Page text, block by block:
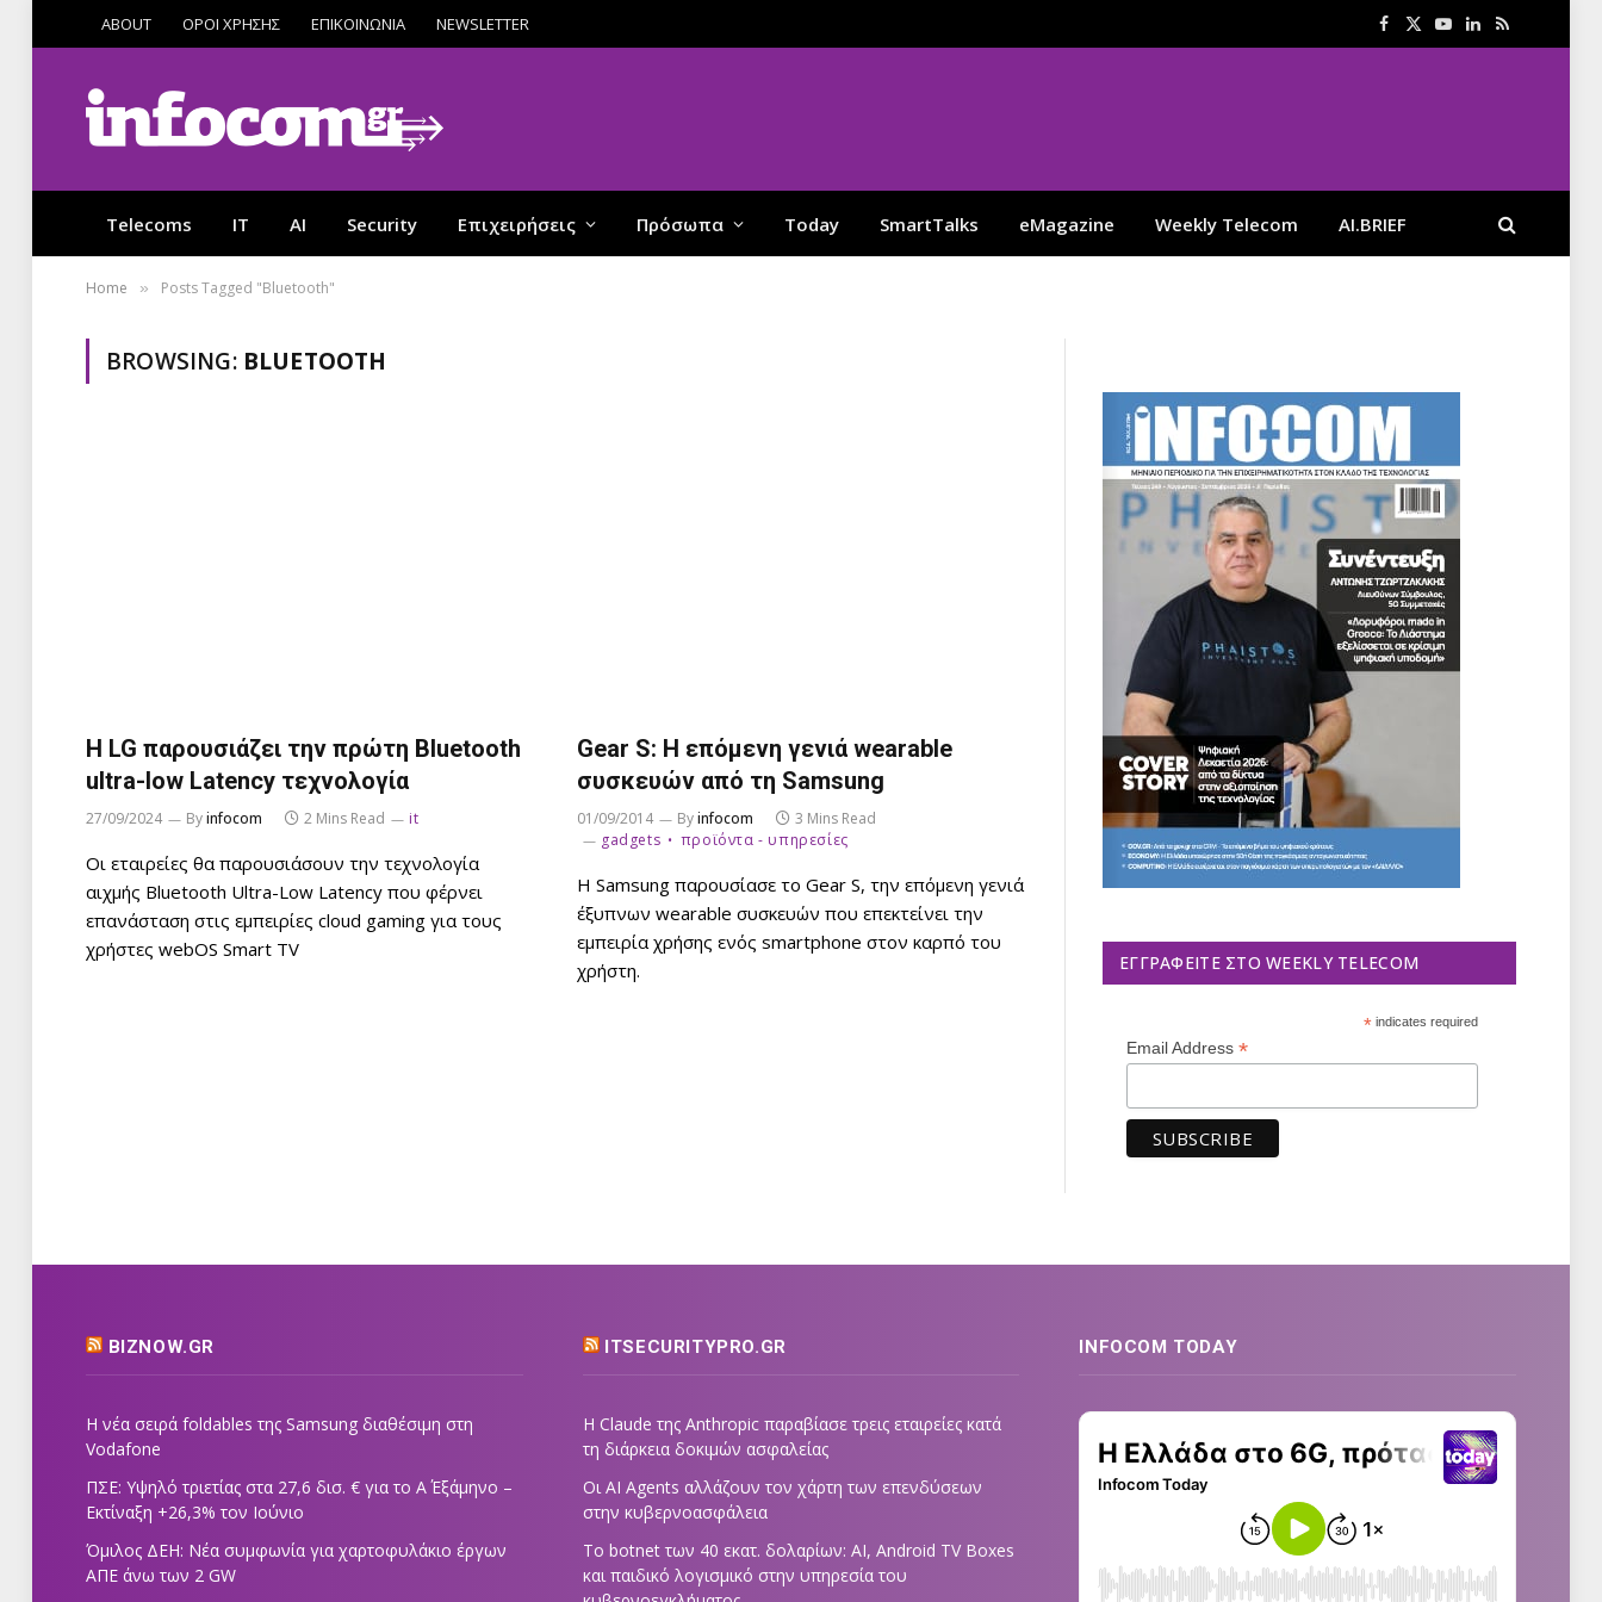
ABOUT ΟΡΟΙ ΧΡΗΣΗΣ ΕΠΙΚΟΙΝΩΝΙΑ NEWSLETTER Facebook
X
YouTube
LinkedIn
RSS
Telecoms IT AI Security Επιχειρήσεις Πρόσωπα Today SmartTalks eMagazine Weekly Telecom AI.BRIEF
Home » Posts Tagged "Bluetooth"
BROWSING: BLUETOOTH
Η LG παρουσιάζει την πρώτη Bluetooth
ultra-low Latency τεχνολογία
27/09/2024 Byinfocom 2 Mins Read it
Οι εταιρείες θα παρουσιάσουν την τεχνολογία
αιχμής Bluetooth Ultra-Low Latency που φέρνει
επανάσταση στις εμπειρίες cloud gaming για τους
χρήστες webOS Smart TV
Gear S: Η επόμενη γενιά wearable
συσκευών από τη Samsung
01/09/2014 Byinfocom
3 Mins Read
gadgets
προϊόντα - υπηρεσίες
Η Samsung παρουσίασε το Gear S, την επόμενη γενιά
έξυπνων wearable συσκευών που επεκτείνει την
εμπειρία χρήσης ενός smartphone στον καρπό του
χρήστη.
ΕΓΓΡΑΦΕΊΤΕ ΣΤΟ WEEKLY TELECOM
*indicates required
Email Address *
BIZNOW.GR
Η νέα σειρά foldables της Samsung διαθέσιμη στη
Vodafone
ΠΣΕ: Υψηλό τριετίας στα 27,6 δισ. € για το Α΄ Εξάμηνο –
Εκτίναξη +26,3% τον Ιούνιο
Όμιλος ΔΕΗ: Νέα συμφωνία για χαρτοφυλάκιο έργων
ΑΠΕ άνω των 2 GW
ITSECURITYPRO.GR
Η Claude της Anthropic παραβίασε τρεις εταιρείες κατά
τη διάρκεια δοκιμών ασφαλείας
Οι AI Agents αλλάζουν τον χάρτη των επενδύσεων
στην κυβερνοασφάλεια
Το botnet των 40 εκατ. δολαρίων: AI, Android TV Boxes
και παιδικό λογισμικό στην υπηρεσία του
INFOCOM TODAY